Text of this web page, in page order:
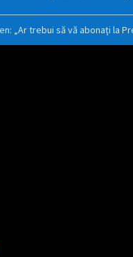
„Ar trebui să vă abonați la